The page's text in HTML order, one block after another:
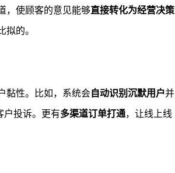
，使顾客的意见能够直接转化为经营决策
的。
黏性。比如，系统会自动识别沉默用户并
户投诉。更有多渠道订单打通，让线上线